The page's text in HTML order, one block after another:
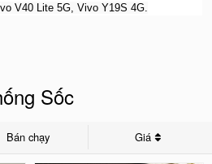
vo V40 Lite 5G, Vivo Y19S 4G.
Sốc
Bán chạy Giá